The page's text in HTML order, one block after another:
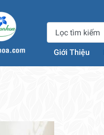
Giới Thiệu